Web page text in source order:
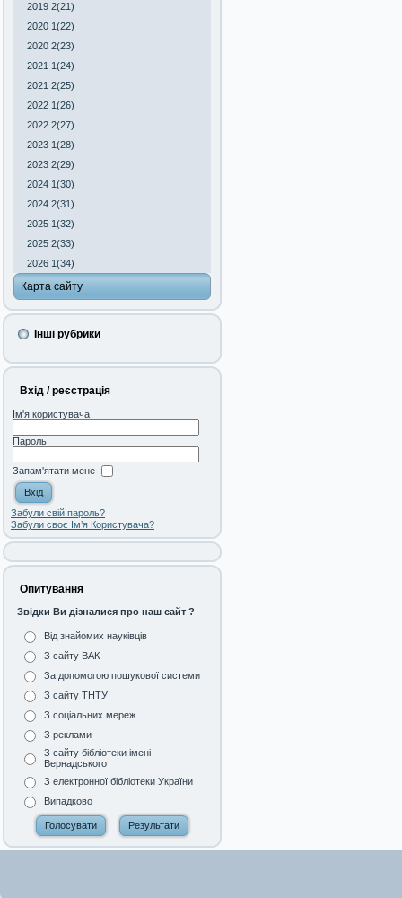
2019 2(21)
2020 1(22)
2020 2(23)
2021 1(24)
2021 2(25)
2022 1(26)
2022 2(27)
2023 1(28)
2023 2(29)
2024 1(30)
2024 2(31)
2025 1(32)
2025 2(33)
2026 1(34)
Карта сайту
Інші рубрики
Вхід / реєстрація
Ім'я користувача
Пароль
Запам'ятати мене
Забули свій пароль?
Забули своє Ім’я Користувача?
Опитування
Звідки Ви дізналися про наш сайт ?
Від знайомих науківців
З сайту ВАК
За допомогою пошукової системи
З сайту ТНТУ
З соціальних мереж
З реклами
З сайту бібліотеки імені
Вернадського
З електронної бібліотеки України
Випадково